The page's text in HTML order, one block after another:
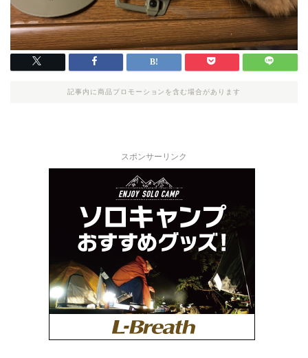
記事内に商品プロモーションを含む場合があります
スポンサーリンク